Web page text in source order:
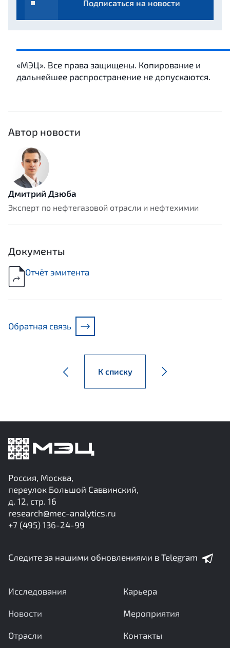
Подписаться на новости
«МЭЦ». Все права защищены. Копирование и
дальнейшее распространение не допускаются.
Автор новости
Дмитрий Дзюба
Эксперт по нефтегазовой отрасли и нефтехимии
Документы
Отчёт эмитента
Обратная связь
К списку
Россия, Москва,
переулок Большой Саввинский,
д. 12, стр. 16
research@mec-analytics.ru
+7 (495) 136-24-99
Следите за нашими обновлениями в Telegram
Исследования
Новости
Отрасли
Карьера
Мероприятия
Контакты